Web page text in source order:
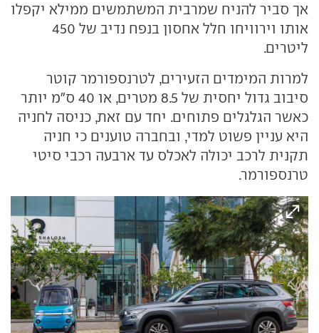
אך סביר להניח שמרבית המשתמשים ממילא יקפלו
אותו וירוויחו חלל אחסון בנפח נדיב של 450
ליטרים.
למרות המימדים הזעירים, לטרנספורמר קוטר
סיבוב גדול יחסית של 8.5 מטרים, או 40 ס"מ יותר
כאשר הגלגלים פתוחים. יחד עם זאת, כניסה לחניה
היא עניין פשוט למדי, ובחברה טוענים כי חניה
תקנית לרכב יכולה לאכלס עד ארבעה רכבי סיטי
טרנספורמר.